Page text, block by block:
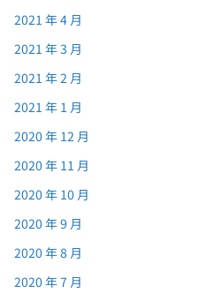
2021 年 4 月
2021 年 3 月
2021 年 2 月
2021 年 1 月
2020 年 12 月
2020 年 11 月
2020 年 10 月
2020 年 9 月
2020 年 8 月
2020 年 7 月